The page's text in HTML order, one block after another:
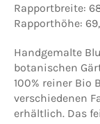
Rapportbreite:
Rapporthöhe:
Handgemalte
botanischen
100% reiner Bio
verschiedenen
erhältlich. Das